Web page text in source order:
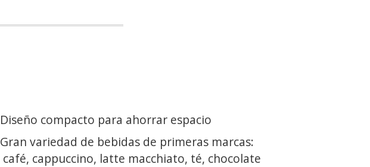
Diseño compacto para ahorrar espacio
Gran variedad de bebidas de primeras marcas:
café, cappuccino, latte macchiato, té, chocolate